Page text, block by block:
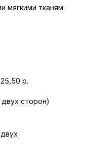
мягкими тканям
25,50 р.
сторон)